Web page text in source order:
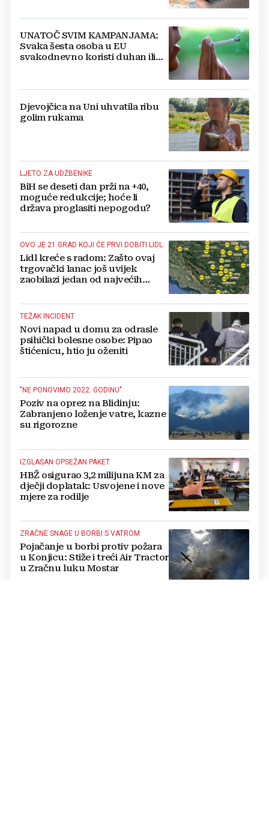
UNATOČ SVIM KAMPANJAMA:
Svaka šesta osoba u EU
svakodnevno koristi duhan ili
Djevojčica na Uni uhvatila ribu
golim rukama
LJETO ZA UDŽBENIKE
BiH se deseti dan prži na +40,
moguće redukcije; hoće li
država proglasiti nepogodu?
OVO JE 21 GRAD KOJI ĆE PRVI DOBITI LIDL
Lidl kreće s radom: Zašto ovaj
trgovački lanac još uvijek
zaobilazi jedan od najvećih
TEŽAK INCIDENT
Novi napad u domu za odrasle
psihički bolesne osobe: Pipao
štićenicu, htio ju oženiti
"NE PONOVIMO 2022. GODINU"
Poziv na oprez na Blidinju:
Zabranjeno loženje vatre, kazne
su rigorozne
IZGLASAN OPSEŽAN PAKET
HBŽ osigurao 3,2 milijuna KM za
dječji doplatak: Usvojene i nove
mjere za rodilje
ZRAČNE SNAGE U BORBI S VATROM
Pojačanje u borbi protiv požara
u Konjicu: Stiže i treći Air Tractor
u Zračnu luku Mostar